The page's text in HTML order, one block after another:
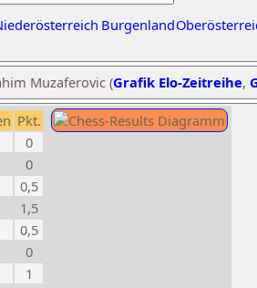
Burgenland
Muzaferovic (Grafik Elo-Zeitreihe,
Pkt.
0
0
0,5
1,5
0,5
0
1